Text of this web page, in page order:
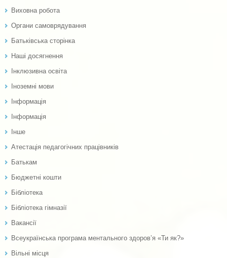
Виховна робота
Органи самоврядування
Батьківська сторінка
Наші досягнення
Інклюзивна освіта
Іноземні мови
Інформація
Інформація
Інше
Атестація педагогічних працівників
Батькам
Бюджетні кошти
Бібліотека
Бібліотека гімназії
Вакансії
Всеукраїнська програма ментального здоров’я «Ти як?»
Вільні місця